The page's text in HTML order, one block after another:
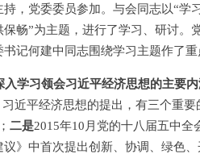
持，党委委员参加。与会同志以“学
保畅”为主题，进行了学习、研讨。
书记何建中同志围绕学习主题作了
入学习领会习近平经济思想的主要
平经济思想的提出，有三个重要
二是2015年10月党的十八届五中
议》中首次提出创新、协调、绿色